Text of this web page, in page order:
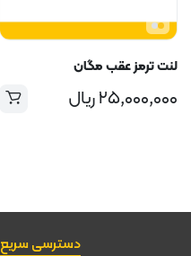
لنت ترمز عقب مگان
۲۵,۰۰۰,۰۰۰ریال
دسترسی سریع